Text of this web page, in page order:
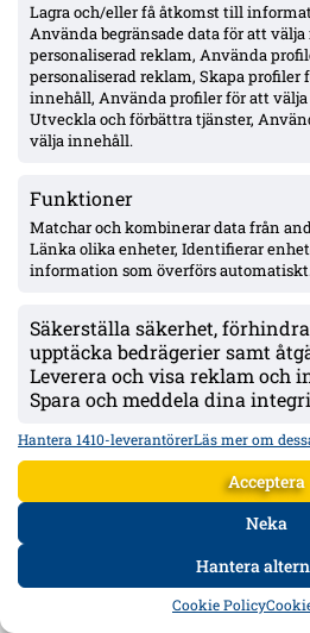
Lagra och/eller få åtkomst till
Använda begränsade data för att
personaliserad reklam, Använda
personaliserad reklam, Skapa profiler
innehåll, Använda profiler för att
Utveckla och förbättra tjänster,
välja innehåll.
Funktioner
Matchar och kombinerar data från
Länka olika enheter, Identifierar
information som överförs
Säkerställa säkerhet,
upptäcka bedrägerier samt
Leverera och visa reklam och
Spara och meddela dina
Hantera 1410-leverantörerLäs mer om
Acceptera
Neka
Hantera
Cookie Policy
Djurgården lugnt i fönstret enligt
Tschoumy-Nana nära matchform, Asoro
bekräftar att Daryl Tschoumy-Nana
Asoros frånvaro med att han är borta "av
VSK tar avstånd efter bengalkast i 0–6 mot
identifierar, tillträdesförbud kan följa
Bengaler kastades in efter 5–0 och
DATA